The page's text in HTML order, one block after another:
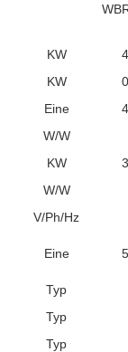
KW
KW
Eine
W/W
KW
W/W
V/Ph/Hz
Eine
Typ
Typ
Typ